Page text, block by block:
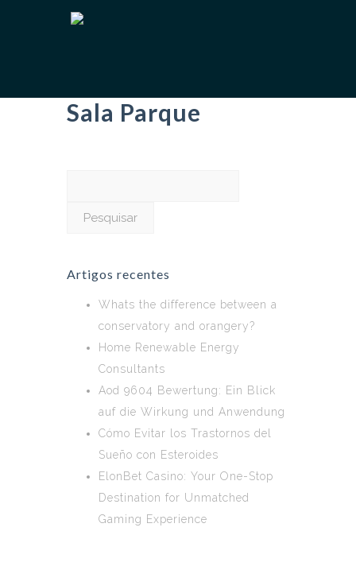
Sala Parque
Artigos recentes
Whats the difference between a
conservatory and orangery?
Home Renewable Energy
Consultants
Aod 9604 Bewertung: Ein Blick
auf die Wirkung und Anwendung
Cómo Evitar los Trastornos del
Sueño con Esteroides
ElonBet Casino: Your One-Stop
Destination for Unmatched
Gaming Experience